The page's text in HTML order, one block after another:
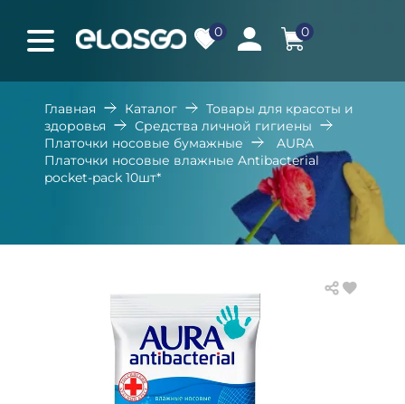
0 0
Главная Каталог
Товары для красоты и
здоровья
Средства личной гигиены
Платочки носовые бумажные
AURA
Платочки носовые влажные Antibacterial
pocket-pack 10шт*